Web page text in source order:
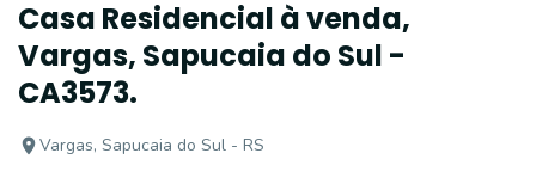
Casa Residencial à venda,
Vargas, Sapucaia do Sul -
CA3573.
Vargas, Sapucaia do Sul - RS